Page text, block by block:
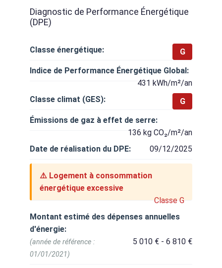
Diagnostic de Performance Énergétique
(DPE)
Classe énergétique:
G
Indice de Performance Énergétique Global:
431 kWh/m²/an
Classe climat (GES):
G
Émissions de gaz à effet de serre:
136 kg CO₂/m²/an
Date de réalisation du DPE:
09/12/2025
⚠️ Logement à consommation
énergétique excessive
Classe G
Montant estimé des dépenses annuelles
d'énergie:
5 010 € - 6 810 €
(année de référence :
01/01/2021)